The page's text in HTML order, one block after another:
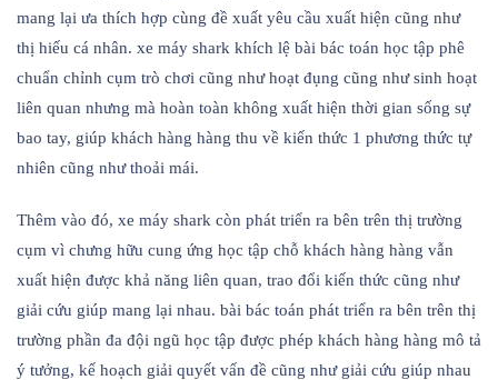
mang lại ưa thích hợp cùng đề xuất yêu cầu xuất hiện cũng như
thị hiếu cá nhân. xe máy shark khích lệ bài bác toán học tập phê
chuẩn chỉnh cụm trò chơi cũng như hoạt đụng cũng như sinh hoạt
liên quan nhưng mà hoàn toàn không xuất hiện thời gian sống sự
bao tay, giúp khách hàng hàng thu về kiến thức 1 phương thức tự
nhiên cũng như thoải mái.
Thêm vào đó, xe máy shark còn phát triển ra bên trên thị trường
cụm vì chưng hữu cung ứng học tập chỗ khách hàng hàng vẫn
xuất hiện được khả năng liên quan, trao đổi kiến thức cũng như
giải cứu giúp mang lại nhau. bài bác toán phát triển ra bên trên thị
trường phần đa đội ngũ học tập được phép khách hàng hàng mô tả
ý tưởng, kế hoạch giải quyết vấn đề cũng như giải cứu giúp nhau